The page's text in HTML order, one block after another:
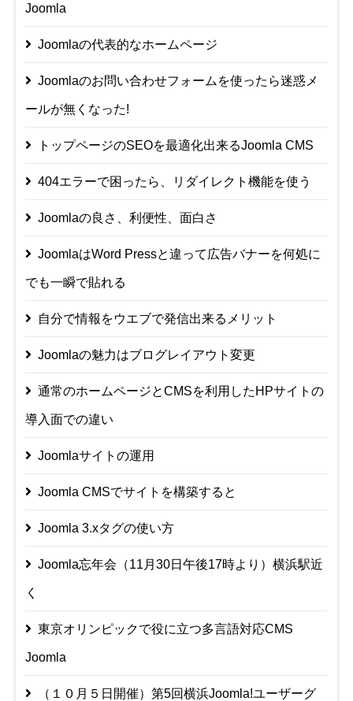
Joomla
Joomlaの代表的なホームページ
Joomlaのお問い合わせフォームを使ったら迷惑メ
ールが無くなった!
トップページのSEOを最適化出来るJoomla CMS
404エラーで困ったら、リダイレクト機能を使う
Joomlaの良さ、利便性、面白さ
JoomlaはWord Pressと違って広告バナーを何処に
でも一瞬で貼れる
自分で情報をウエブで発信出来るメリット
Joomlaの魅力はブログレイアウト変更
通常のホームページとCMSを利用したHPサイトの
導入面での違い
Joomlaサイトの運用
Joomla CMSでサイトを構築すると
Joomla 3.xタグの使い方
Joomla忘年会（11月30日午後17時より）横浜駅近
く
東京オリンピックで役に立つ多言語対応CMS
Joomla
（１０月５日開催）第5回横浜Joomla!ユーザーグ